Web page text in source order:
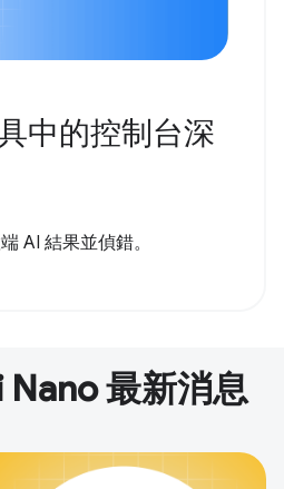
中的控制台深
AI 結果並偵錯。
最新消息